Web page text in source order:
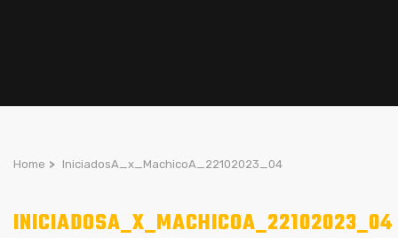
Home > IniciadosA_x_MachicoA_22102023_04
INICIADOSA_X_MACHICOA_22102023_04